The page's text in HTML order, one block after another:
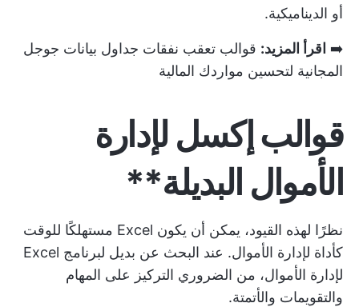
أو الديناميكية.
➡️ اقرأ المزيد: قوالب تعقب نفقات جداول بيانات جوجل
المجانية لتحسين مواردك المالية
قوالب إكسل لإدارة
الأموال البديلة**
نظرًا لهذه القيود، يمكن أن يكون Excel مستهلكًا للوقت
كأداة لإدارة الأموال. عند البحث عن بديل لبرنامج Excel
لإدارة الأموال، من الضروري التركيز على المهام
والتقويمات والأتمتة.